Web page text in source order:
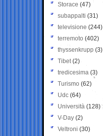
Storace (47)
subappalti (31)
televisione(244)
terremoto (402)
thyssenkrupp (3)
Tibet(2)
tredicesima (3)
Turismo (62)
Udc (64)
Università (128)
V-Day (2)
Veltroni (30)